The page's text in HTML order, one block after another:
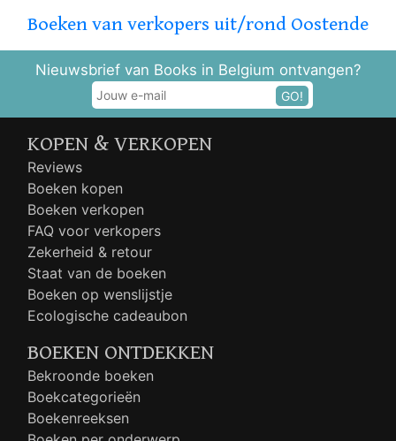
Boeken van verkopers uit/rond Oostende
Nieuwsbrief van Books in Belgium ontvangen?
GO!
KOPEN & VERKOPEN
Reviews
Boeken kopen
Boeken verkopen
FAQ voor verkopers
Zekerheid & retour
Staat van de boeken
Boeken op wenslijstje
Ecologische cadeaubon
BOEKEN ONTDEKKEN
Bekroonde boeken
Boekcategorieën
Boekenreeksen